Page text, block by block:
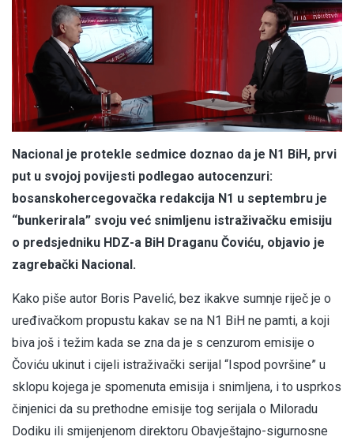
Nacional je protekle sedmice doznao da je N1 BiH, prvi
put u svojoj povijesti podlegao autocenzuri:
bosanskohercegovačka redakcija N1 u septembru je
“bunkerirala” svoju već snimljenu istraživačku emisiju
o predsjedniku HDZ-a BiH Draganu Čoviću, objavio je
zagrebački Nacional.
Kako piše autor Boris Pavelić, bez ikakve sumnje riječ je o
uređivačkom propustu kakav se na N1 BiH ne pamti, a koji
biva još i težim kada se zna da je s cenzurom emisije o
Čoviću ukinut i cijeli istraživački serijal “Ispod površine” u
sklopu kojega je spomenuta emisija i snimljena, i to usprkos
činjenici da su prethodne emisije tog serijala o Miloradu
Dodiku ili smijenjenom direktoru Obavještajno-sigurnosne